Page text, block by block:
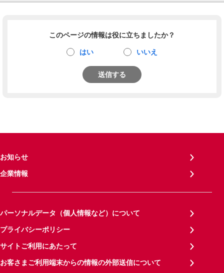
このページの情報は役に立ちましたか？
はい いいえ
送信する
お知らせ
企業情報
パーソナルデータ（個人情報など）について
プライバシーポリシー
サイトご利用にあたって
お客さまご利用端末からの情報の外部送信について